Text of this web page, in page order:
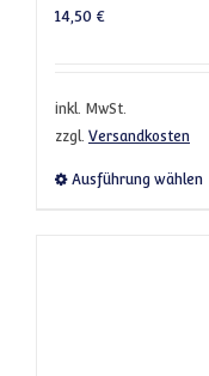
14,50 €
inkl. MwSt.
zzgl. Versandkosten
Ausführung wählen